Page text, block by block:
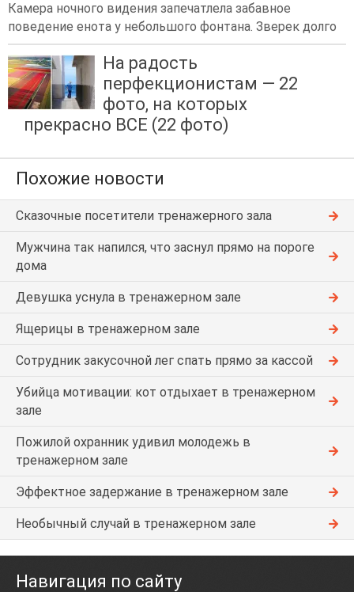
Камера ночного видения запечатлела забавное
поведение енота у небольшого фонтана. Зверек долго
На радость
перфекционистам — 22
фото, на которых
прекрасно ВСЕ (22 фото)
Похожие новости
Сказочные посетители тренажерного зала
Мужчина так напился, что заснул прямо на пороге
дома
Девушка уснула в тренажерном зале
Ящерицы в тренажерном зале
Сотрудник закусочной лег спать прямо за кассой
Убийца мотивации: кот отдыхает в тренажерном
зале
Пожилой охранник удивил молодежь в
тренажерном зале
Эффектное задержание в тренажерном зале
Необычный случай в тренажерном зале
Навигация по сайту